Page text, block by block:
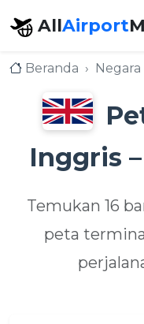
AllAirport
Beranda Negara
Inggris
Temukan 16
peta